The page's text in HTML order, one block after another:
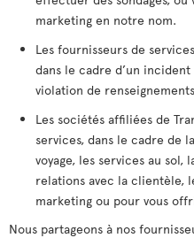
marketing en notre nom.
Les fournisseurs de
dans le cadre d’un
violation de
Les sociétés affiliées de
services, dans le cadre de
voyage, les services au
relations avec la clientèle,
marketing ou pour vous
Nous partageons à nos